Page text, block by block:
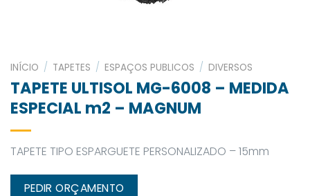
INÍCIO / TAPETES / ESPAÇOS PUBLICOS / DIVERSOS
TAPETE ULTISOL MG-6008 – MEDIDA
ESPECIAL m2 – MAGNUM
TAPETE TIPO ESPARGUETE PERSONALIZADO – 15mm
PEDIR ORÇAMENTO